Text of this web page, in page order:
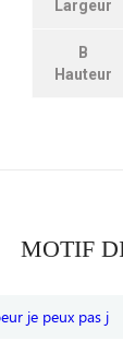
Largeur
B
Hauteur
MOTIF